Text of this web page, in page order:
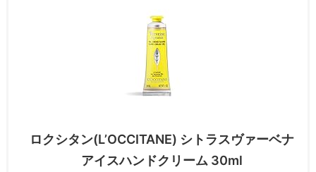
ロクシタン(L’OCCITANE) シトラスヴァーベナ
アイスハンドクリーム 30ml